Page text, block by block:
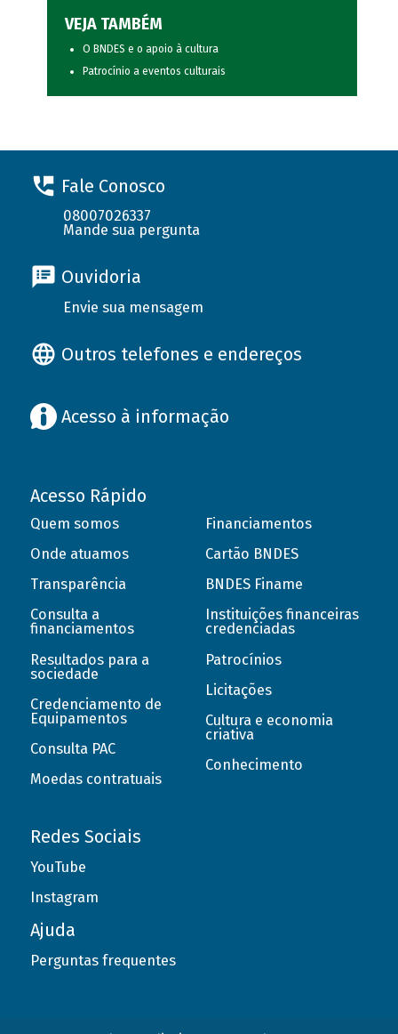
VEJA TAMBÉM
O BNDES e o apoio à cultura
Patrocínio a eventos culturais
Fale Conosco
08007026337
Mande sua pergunta
Ouvidoria
Envie sua mensagem
Outros telefones e endereços
Acesso à informação
Acesso Rápido
Quem somos
Onde atuamos
Transparência
Consulta a
financiamentos
Resultados para a
sociedade
Credenciamento de
Equipamentos
Consulta PAC
Moedas contratuais
Financiamentos
Cartão BNDES
BNDES Finame
Instituições financeiras
credenciadas
Patrocínios
Licitações
Cultura e economia
criativa
Conhecimento
Redes Sociais
YouTube
Instagram
Ajuda
Perguntas frequentes